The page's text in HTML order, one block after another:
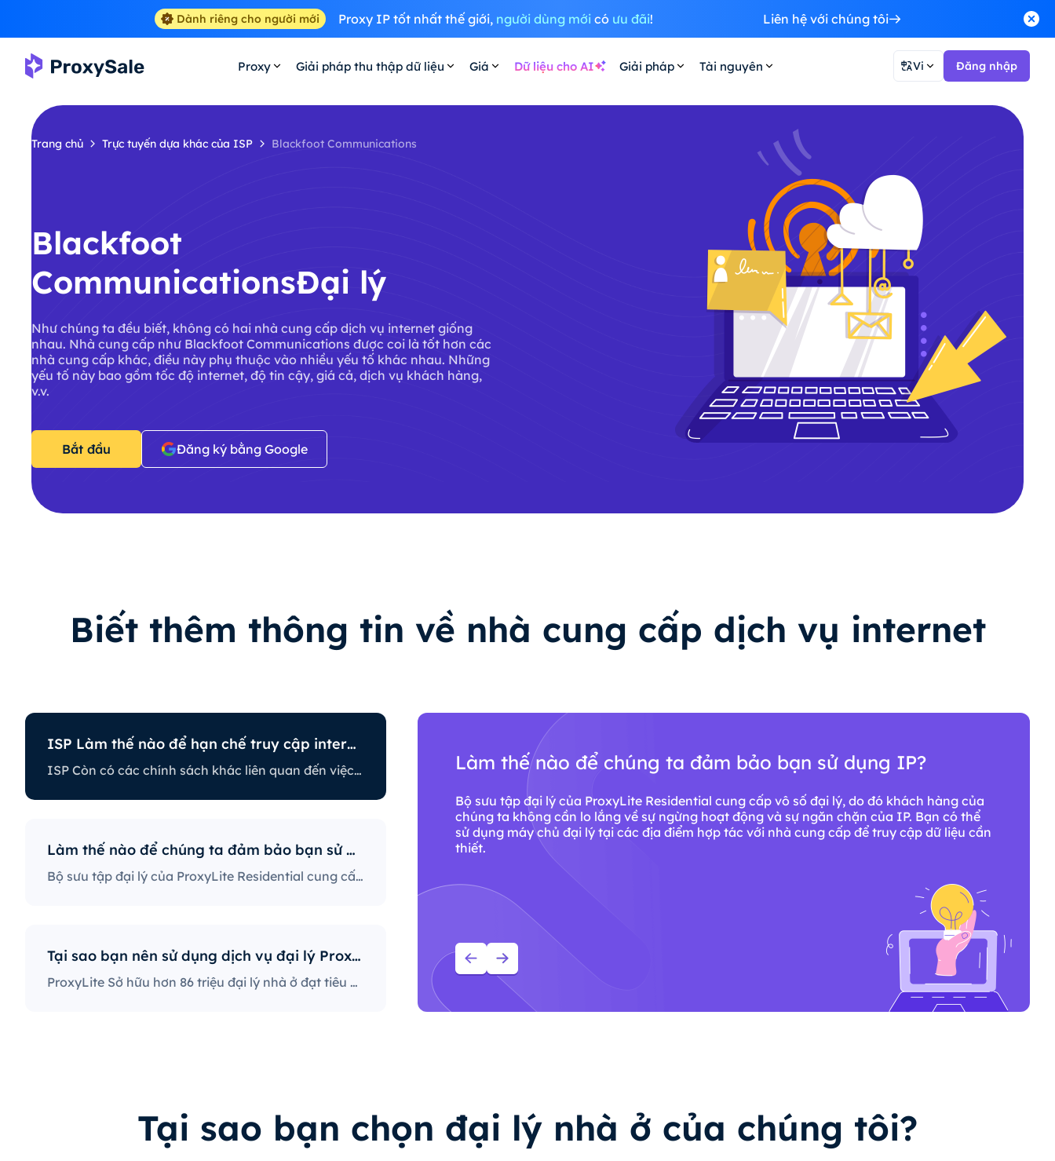
Dành riêng cho người mới Proxy IP tốt nhất thế giới, người dùng mớicó ưu đãi! Liên hệ với chúng tôi
Proxy Giải pháp thu thập dữ liệu Giá Dữ liệu cho AI Giải pháp Tài nguyên Vi Đăng nhập
Trang chủ Trực tuyến dựa khác của ISP Blackfoot Communications
Blackfoot
CommunicationsĐại lý
Như chúng ta đều biết, không có hai nhà cung cấp dịch vụ internet giống
nhau. Nhà cung cấp như Blackfoot Communications được coi là tốt hơn các
nhà cung cấp khác, điều này phụ thuộc vào nhiều yếu tố khác nhau. Những
yếu tố này bao gồm tốc độ internet, độ tin cậy, giá cả, dịch vụ khách hàng,
v.v.
Bắt đầu Đăng ký bằng Google
Biết thêm thông tin về nhà cung cấp dịch vụ internet
ISP Làm thế nào để hạn chế truy cập internet?
ISP Còn có các chính sách khác liên quan đến việc hạn chế một số hoạt động trực tuyến. Một số ISP sẽ ngăn chặn một số trang web, điều này có thể là vấn đề lớn đối với người dùng đại lý. Nhà cung cấp ISP có chính sách nghiêm ngặt nhất sẽ ngăn chặn truy cập vào các nền tảng mạng xã hội, trang web tin tức, v.v. Ngăn chặn các port cụ thể cũng là một phương pháp khá phổ biến, nghiêm ngặt hạn chế cách người dùng truy cập và sử dụng internet.
Làm thế nào để chúng ta đảm bảo bạn sử dụng IP?
Bộ sưu tập đại lý của ProxyLite Residential cung cấp vô số đại lý, do đó khách hàng của chúng ta không cần lo lắng về sự ngừng hoạt động và sự ngăn chặn của IP. Bạn có thể sử dụng máy chủ đại lý tại các địa điểm hợp tác với nhà cung cấp để truy cập dữ liệu cần thiết.
Tại sao bạn nên sử dụng dịch vụ đại lý ProxyLite?
ProxyLite Sở hữu hơn 86 triệu đại lý nhà ở đạt tiêu chuẩn toàn cầu, là sự lựa chọn hàng đầu của máy chủ đại lý thực sự.
hạn chế truy cập internet?
khác liên quan đến việc hạn chế một số hoạt động trực
xã hội, trang web tin tức, v.v. Ngăn chặn các port cụ thể
phổ biến, nghiêm ngặt hạn chế cách người dùng truy cập
Làm thế nào để chúng ta đảm bảo bạn sử dụng IP?
Bộ sưu tập đại lý của ProxyLite Residential cung cấp vô số đại lý, do đó khách hàng của
chúng ta không cần lo lắng về sự ngừng hoạt động và sự ngăn chặn của IP. Bạn có thể
sử dụng máy chủ đại lý tại các địa điểm hợp tác với nhà cung cấp để truy cập dữ liệu cần
thiết.
Tại sao bạn chọn đại lý nhà ở của chúng tôi?